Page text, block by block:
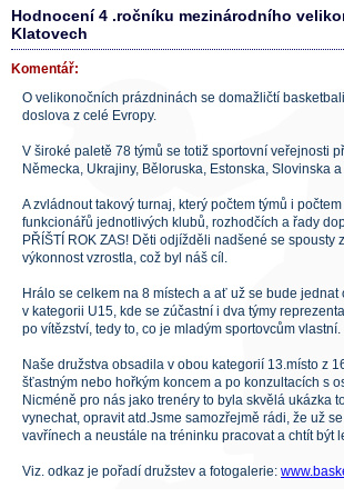
Hodnocení 4 .ročníku mezinárodního
Klatovech
Komentář:
O velikonočních prázdninách se domažličtí
doslova z celé Evropy.
V široké paletě 78 týmů se totiž sportovní veřejnosti
Německa, Ukrajiny, Běloruska, Estonska, Slovinska a
A zvládnout takový turnaj, který počtem týmů i
funkcionářů jednotlivých klubů, rozhodčích a řady
PŘÍŠTÍ ROK ZAS! Děti odjížděli nadšené se
výkonnost vzrostla, což byl náš cíl.
Hrálo se celkem na 8 místech a ať už se bude
v kategorii U15, kde se zúčastní i dva týmy
po vítězství, tedy to, co je mladým sportovcům vlastní.
Naše družstva obsadila v obou kategorií 13.místo z
šťastným nebo hořkým koncem a po konzultacích s
Nicméně pro nás jako trenéry to byla skvělá ukázka
vynechat, opravit atd.Jsme samozřejmě rádi, že už
vavřínech a neustále na tréninku pracovat a chtít být
Viz. odkaz je pořadí družstev a fotogalerie: